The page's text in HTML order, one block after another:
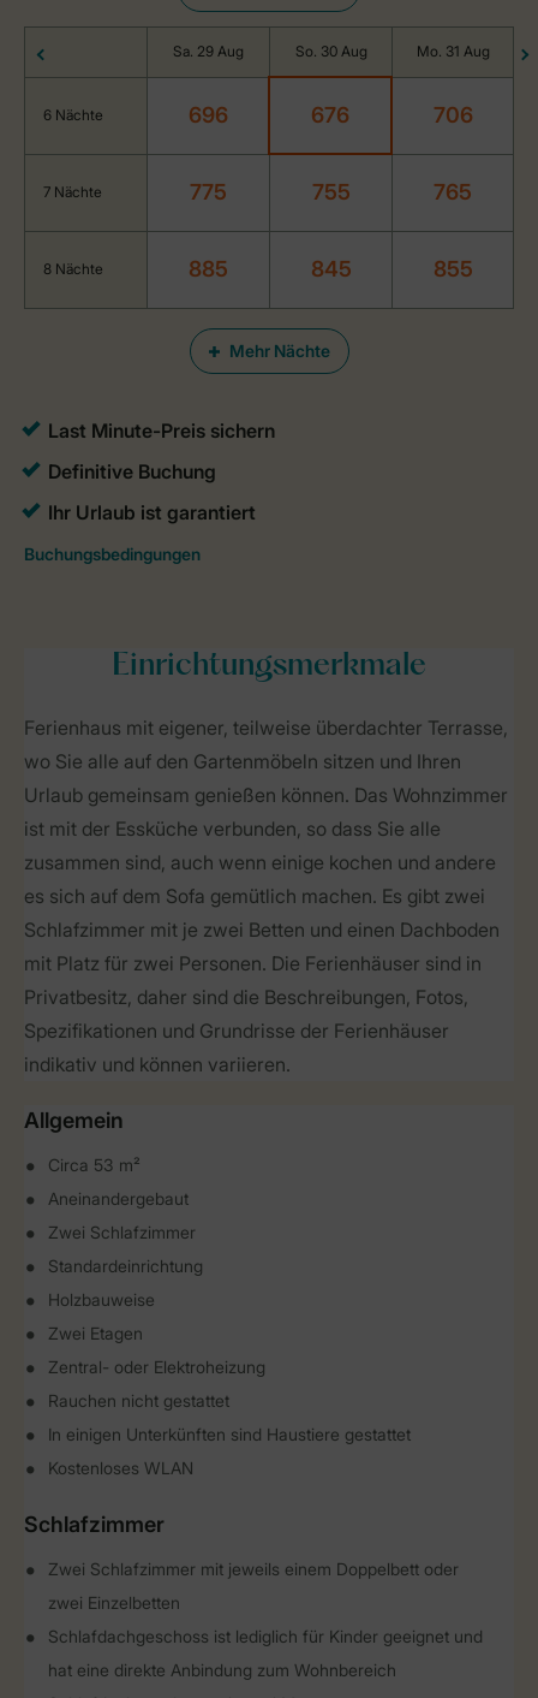
Mehr Nächte
Sa. 29 Aug So. 30 Aug Mo. 31 Aug
6 Nächte 696 676 706
7 Nächte 775 755 765
8 Nächte 885 845 855
Einrichtungsmerkmale
Ferienhaus mit eigener, teilweise überdachter Terrasse,
wo Sie alle auf den Gartenmöbeln sitzen und Ihren
Urlaub gemeinsam genießen können. Das Wohnzimmer
ist mit der Essküche verbunden, so dass Sie alle
zusammen sind, auch wenn einige kochen und andere
es sich auf dem Sofa gemütlich machen. Es gibt zwei
Schlafzimmer mit je zwei Betten und einen Dachboden
mit Platz für zwei Personen. Die Ferienhäuser sind in
Privatbesitz, daher sind die Beschreibungen, Fotos,
Spezifikationen und Grundrisse der Ferienhäuser
indikativ und können variieren.
Allgemein
Circa 53 m²
Aneinandergebaut
Zwei Schlafzimmer
Standardeinrichtung
Holzbauweise
Zwei Etagen
Zentral- oder Elektroheizung
Rauchen nicht gestattet
In einigen Unterkünften sind Haustiere gestattet
Kostenloses WLAN
Schlafzimmer
Zwei Schlafzimmer mit jeweils einem Doppelbett oder
zwei Einzelbetten
Schlafdachgeschoss ist lediglich für Kinder geeignet und
hat eine direkte Anbindung zum Wohnbereich